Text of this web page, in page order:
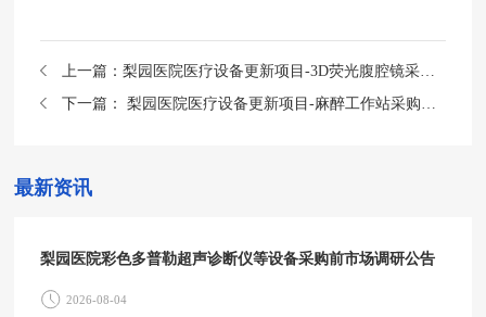
上一篇：
梨园医院医疗设备更新项目-3D荧光腹腔镜采购项目中标公告
梨园医院医疗设备更新项目-麻醉工作站采购中标公告
下一篇：
最新资讯
梨园医院彩色多普勒超声诊断仪等设备采购前市场调研公告
2026-08-04